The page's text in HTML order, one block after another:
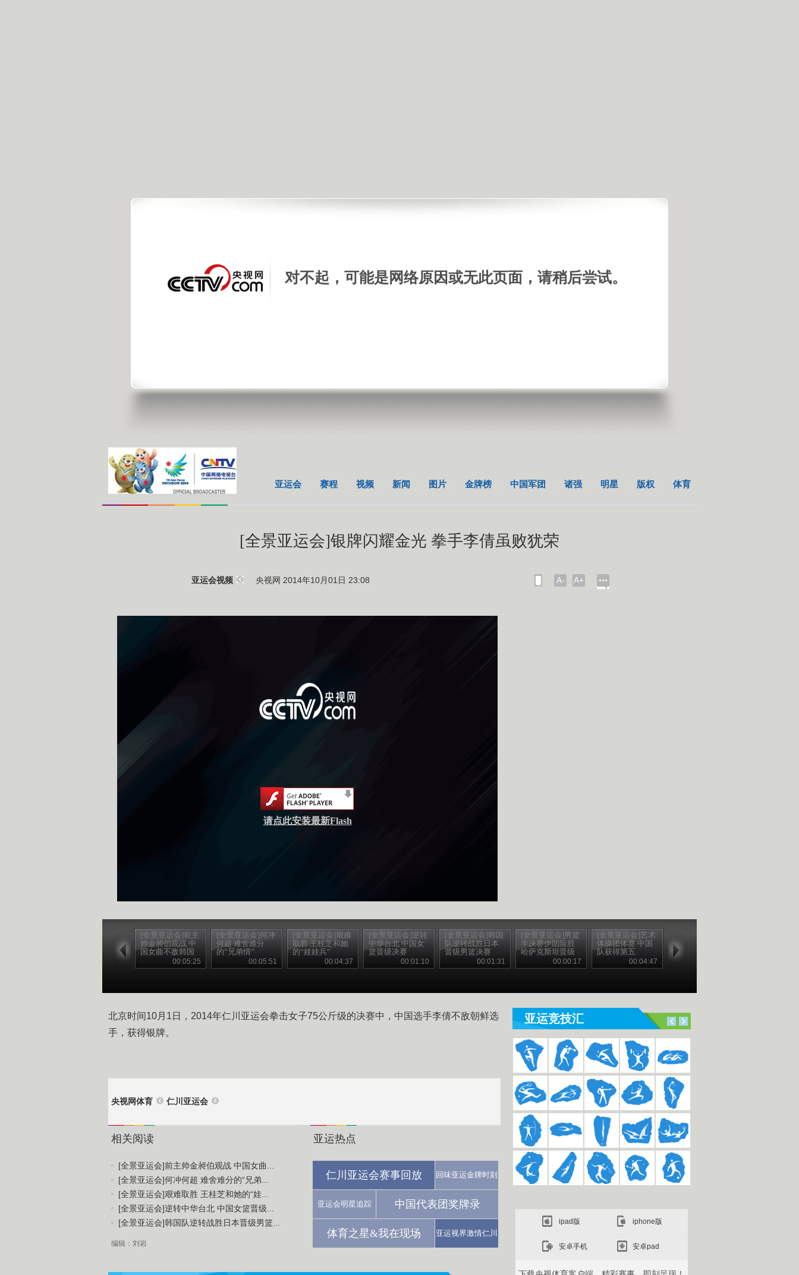
对不起，可能是网络原因或无此页面，请稍后尝试。
亚运会 赛程 视频 新闻 图片 金牌榜 中国军团 诸强 明星 版权 体育
[全景亚运会]银牌闪耀金光 拳手李倩虽败犹荣
亚运会视频 央视网 2014年10月01日 23:08 A- A+
请点此安装最新Flash
[全景亚运会]前主
帅金昶伯观战 中
国女曲不敌韩国
00:05:25
[全景亚运会]何冲
何超 难舍难分
的“兄弟情”
00:05:51
[全景亚运会]艰难
取胜 王桂芝和她
的“娃娃兵”
00:04:37
[全景亚运会]逆转
中华台北 中国女
篮晋级决赛
00:01:10
[全景亚运会]韩国
队逆转战胜日本
晋级男篮决赛
00:01:31
[全景亚运会]男篮
半决赛伊朗险胜
哈萨克斯坦晋级
00:00:17
[全景亚运会]艺术
体操团体赛 中国
队获得第五
00:04:47
北京时间10月1日，2014年仁川亚运会拳击女子75公斤级的决赛中，中国选手李倩不敌朝鲜选
手，获得银牌。
央视网体育 仁川亚运会
相关阅读
[全景亚运会]前主帅金昶伯观战 中国女曲...
[全景亚运会]何冲何超 难舍难分的“兄弟...
[全景亚运会]艰难取胜 王桂芝和她的“娃...
[全景亚运会]逆转中华台北 中国女篮晋级...
[全景亚运会]韩国队逆转战胜日本晋级男篮...
编辑：刘岩
亚运热点
仁川亚运会赛事回放 回味亚运金牌时刻
亚运会明星追踪 中国代表团奖牌录
体育之星&我在现场 亚运视界激情仁川
亚运竞技汇
ipad版 iphone版
安卓手机 安卓pad